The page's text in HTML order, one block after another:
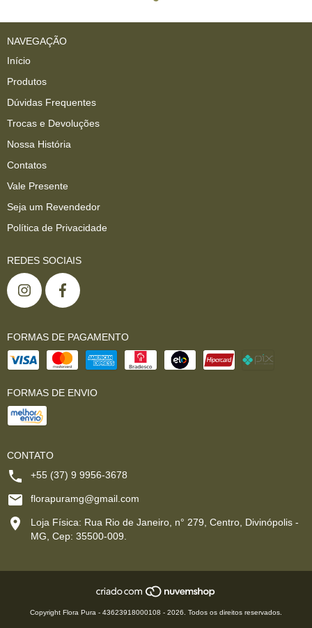
NAVEGAÇÃO
Início
Produtos
Dúvidas Frequentes
Trocas e Devoluções
Nossa História
Contatos
Vale Presente
Seja um Revendedor
Política de Privacidade
REDES SOCIAIS
FORMAS DE PAGAMENTO
FORMAS DE ENVIO
CONTATO
+55 (37) 9 9956-3678
florapuramg@gmail.com
Loja Física: Rua Rio de Janeiro, n° 279, Centro, Divinópolis -
MG, Cep: 35500-009.
Copyright Flora Pura - 43623918000108 - 2026. Todos os direitos reservados.